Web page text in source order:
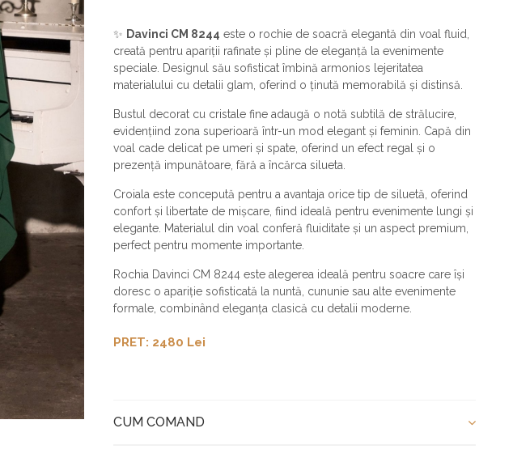
✨ Davinci CM 8244 este o rochie de soacră elegantă din voal fluid,
creată pentru apariții rafinate și pline de eleganță la evenimente
speciale. Designul său sofisticat îmbină armonios lejeritatea
materialului cu detalii glam, oferind o ținută memorabilă și distinsă.
Bustul decorat cu cristale fine adaugă o notă subtilă de strălucire,
evidențiind zona superioară într-un mod elegant și feminin. Capă din
voal cade delicat pe umeri și spate, oferind un efect regal și o
prezență impunătoare, fără a încărca silueta.
Croiala este concepută pentru a avantaja orice tip de siluetă, oferind
confort și libertate de mișcare, fiind ideală pentru evenimente lungi și
elegante. Materialul din voal conferă fluiditate și un aspect premium,
perfect pentru momente importante.
Rochia Davinci CM 8244 este alegerea ideală pentru soacre care își
doresc o apariție sofisticată la nuntă, cununie sau alte evenimente
formale, combinând eleganța clasică cu detalii moderne.
PRET: 2480 Lei
CUM COMAND